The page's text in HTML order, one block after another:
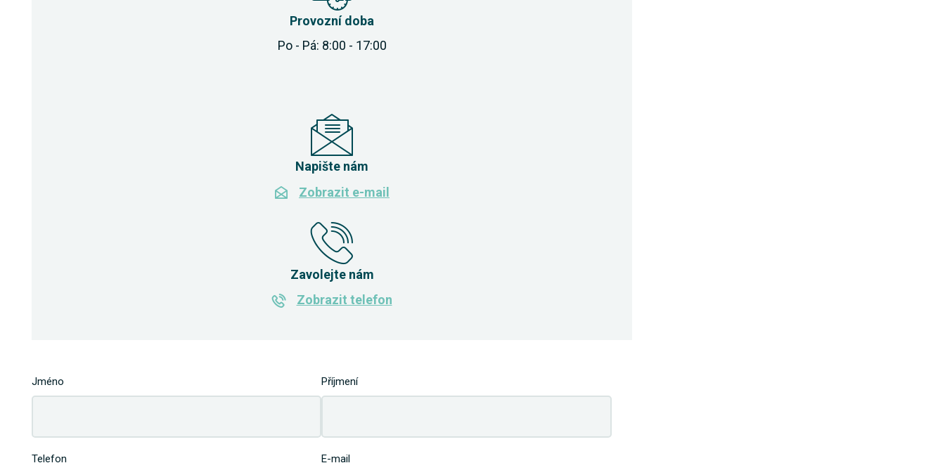
Provozní doba
Po - Pá: 8:00 - 17:00
Napište nám
Zobrazit e-mail
Zavolejte nám
Zobrazit telefon
Jméno Příjmení
Telefon E-mail